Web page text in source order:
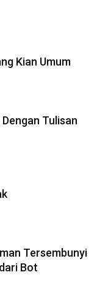
Kian Umum
Tulisan
Tersembunyi
Bot